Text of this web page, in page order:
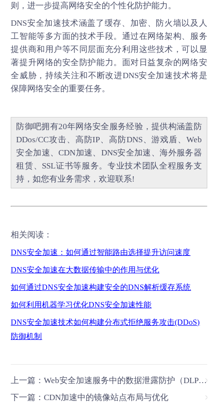
则，进一步提高网络安全的个性化防护能力。
DNS安全加速技术涵盖了缓存、加密、防火墙以及人
工智能等多方面的技术手段。通过在网络架构、服务
提供商和用户等不同层面充分利用这些技术，可以显
著提升网络的安全防护能力。面对日益复杂的网络安
全威胁，持续关注和不断改进DNS安全加速技术将是
保障网络安全的重要任务。
防御吧拥有20年网络安全服务经验，提供构涵盖 防
DDos/CC攻击、 高防IP、 高防DNS、游戏盾、 Web
安全加速、CDN加速、 DNS安全加速 、海外服务器
租赁、 SSL证书等服务。专业技术团队全程服务支
持，如您有业务需求，欢迎联系!
相关阅读：
DNS安全加速：如何通过智能路由选择提升访问速度
DNS安全加速在大数据传输中的作用与优化
如何通过DNS安全加速构建安全的DNS解析缓存系统
如何利用机器学习优化DNS安全加速性能
DNS安全加速技术如何构建分布式拒绝服务攻击(DDoS)
防御机制
上一篇：Web安全加速服务中的数据泄露防护（DLP）技术
下一篇：CDN加速中的镜像站点布局与优化